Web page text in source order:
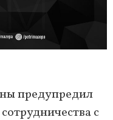
предупредил
с